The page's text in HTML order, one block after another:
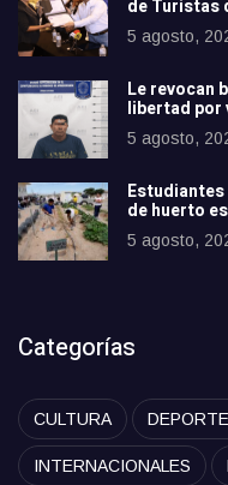
de Turistas
5 agosto,
Le revocan
libertad por
5 agosto,
de huerto
5 agosto,
Categorías
CULTURA
INTERNACIONALES